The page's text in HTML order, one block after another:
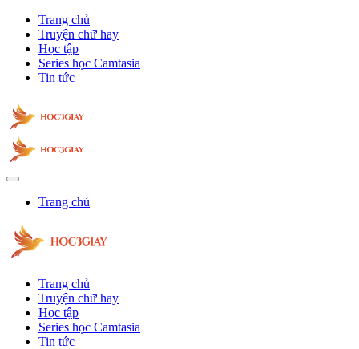
Trang chủ
Truyện chữ hay
Học tập
Series học Camtasia
Tin tức
Trang chủ
Trang chủ
Truyện chữ hay
Học tập
Series học Camtasia
Tin tức